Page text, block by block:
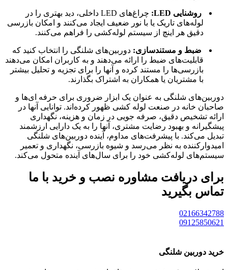
روشنایی LED:
چراغ‌های LED داخلی، دید بهتری را در
لوله‌های تاریک یا با نور ضعیف ایجاد می‌کنند و امکان بازرسی
دقیق هر اینچ از سیستم لوله‌کشی را فراهم می‌کنند.
ضبط و مستندسازی: دوربین‌های شلنگی را انتخاب کنید که
قابلیت‌های ضبط را ارائه می‌دهند و به کاربران امکان می‌دهند
بازرسی‌ها را مستند کرده و آنها را برای تجزیه و تحلیل بیشتر
با مشتریان یا همکاران به اشتراک بگذارند.
دوربین‌های شلنگی به عنوان یک ابزار ضروری برای حرفه ای‌ها و
صاحبان خانه در صنعت لوله کشی ظهور کرده‌اند. توانایی آنها در
ارائه تشخیص دقیق، صرفه جویی در زمان و هزینه، نگهداری
پیشگیرانه و بهبود رضایت مشتری، آنها را به یک دارایی ارزشمند
تبدیل می‌کند. با پیشرفت‌های مداوم، آینده دوربین‌های شلنگی
امیدوارکننده به نظر می‌رسد و شیوه بازرسی، نگهداری و تعمیر
سیستم‌های لوله‌کشی خود را برای سال‌های آینده متحول می‌کند.
برای دریافت مشاوره نصب و خرید با ما
تماس بگیرید
02166342788
09125850621
خرید دوربین شلنگی